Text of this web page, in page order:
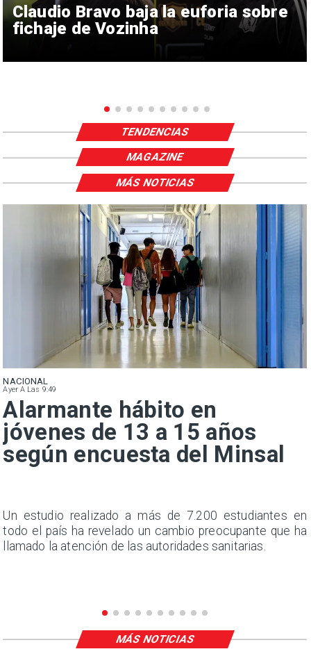
Claudio Bravo baja la euforia sobre
fichaje de Vozinha
TENDENCIAS
MAGAZINE
NACIONAL
Ayer A Las 9:49
Alarmante hábito en
jóvenes de 13 a 15 años
según encuesta del Minsal
Un estudio realizado a más de 7.200 estudiantes en
todo el país ha revelado un cambio preocupante que ha
llamado la atención de las autoridades sanitarias.
MÁS NOTICIAS
MÁS NOTICIAS